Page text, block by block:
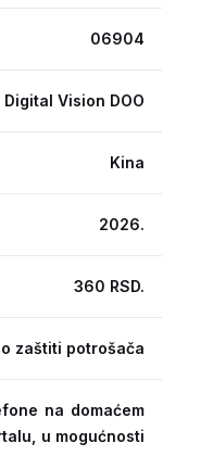
06904
Digital Vision DOO
Kina
2026.
360 RSD.
zaštiti potrošača
na domaćem
u mogućnosti